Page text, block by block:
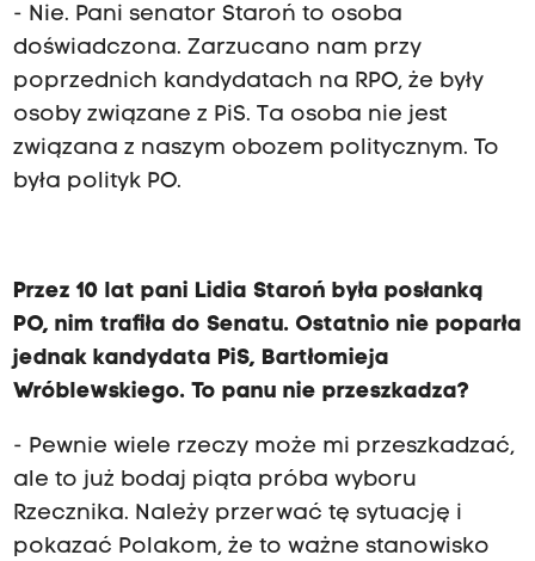
- Nie. Pani senator Staroń to osoba
doświadczona. Zarzucano nam przy
poprzednich kandydatach na RPO, że były
osoby związane z PiS. Ta osoba nie jest
związana z naszym obozem politycznym. To
była polityk PO.
Przez 10 lat pani Lidia Staroń była posłanką
PO, nim trafiła do Senatu. Ostatnio nie poparła
jednak kandydata PiS, Bartłomieja
Wróblewskiego. To panu nie przeszkadza?
- Pewnie wiele rzeczy może mi przeszkadzać,
ale to już bodaj piąta próba wyboru
Rzecznika. Należy przerwać tę sytuację i
pokazać Polakom, że to ważne stanowisko